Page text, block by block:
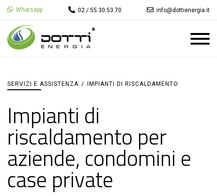
Whatsapp 02 / 55.30.53.70 info@dottienergia.it
SERVIZI E ASSISTENZA / IMPIANTI DI RISCALDAMENTO
Impianti di
riscaldamento per
aziende, condomini e
case private